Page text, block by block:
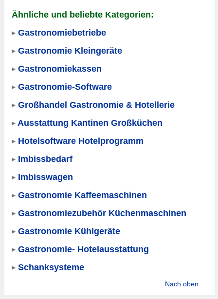
Ähnliche und beliebte Kategorien:
Gastronomiebetriebe
Gastronomie Kleingeräte
Gastronomiekassen
Gastronomie-Software
Großhandel Gastronomie & Hotellerie
Ausstattung Kantinen Großküchen
Hotelsoftware Hotelprogramm
Imbissbedarf
Imbisswagen
Gastronomie Kaffeemaschinen
Gastronomiezubehör Küchenmaschinen
Gastronomie Kühlgeräte
Gastronomie- Hotelausstattung
Schanksysteme
Nach oben